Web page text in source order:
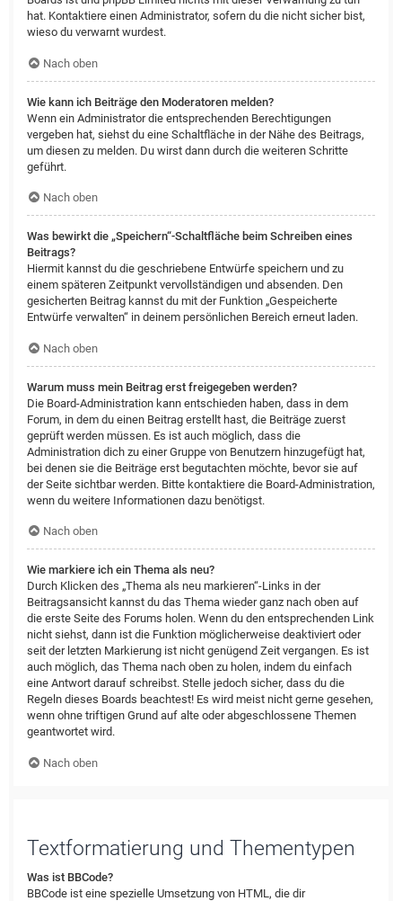
hat. Kontaktiere einen Administrator, sofern du die nicht sicher bist,
wieso du verwarnt wurdest.
Nach oben
Wie kann ich Beiträge den Moderatoren melden?
Wenn ein Administrator die entsprechenden Berechtigungen
vergeben hat, siehst du eine Schaltfläche in der Nähe des Beitrags,
um diesen zu melden. Du wirst dann durch die weiteren Schritte
geführt.
Nach oben
Was bewirkt die „Speichern“-Schaltfläche beim Schreiben eines
Beitrags?
Hiermit kannst du die geschriebene Entwürfe speichern und zu
einem späteren Zeitpunkt vervollständigen und absenden. Den
gesicherten Beitrag kannst du mit der Funktion „Gespeicherte
Entwürfe verwalten“ in deinem persönlichen Bereich erneut laden.
Nach oben
Warum muss mein Beitrag erst freigegeben werden?
Die Board-Administration kann entschieden haben, dass in dem
Forum, in dem du einen Beitrag erstellt hast, die Beiträge zuerst
geprüft werden müssen. Es ist auch möglich, dass die
Administration dich zu einer Gruppe von Benutzern hinzugefügt hat,
bei denen sie die Beiträge erst begutachten möchte, bevor sie auf
der Seite sichtbar werden. Bitte kontaktiere die Board-Administration,
wenn du weitere Informationen dazu benötigst.
Nach oben
Wie markiere ich ein Thema als neu?
Durch Klicken des „Thema als neu markieren“-Links in der
Beitragsansicht kannst du das Thema wieder ganz nach oben auf
die erste Seite des Forums holen. Wenn du den entsprechenden Link
nicht siehst, dann ist die Funktion möglicherweise deaktiviert oder
seit der letzten Markierung ist nicht genügend Zeit vergangen. Es ist
auch möglich, das Thema nach oben zu holen, indem du einfach
eine Antwort darauf schreibst. Stelle jedoch sicher, dass du die
Regeln dieses Boards beachtest! Es wird meist nicht gerne gesehen,
wenn ohne triftigen Grund auf alte oder abgeschlossene Themen
geantwortet wird.
Nach oben
Textformatierung und Thementypen
Was ist BBCode?
BBCode ist eine spezielle Umsetzung von HTML, die dir